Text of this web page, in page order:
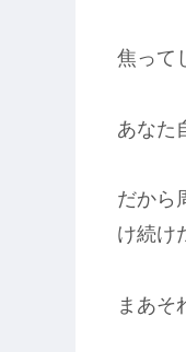
焦って
あなた
だから
け続け
まあそ